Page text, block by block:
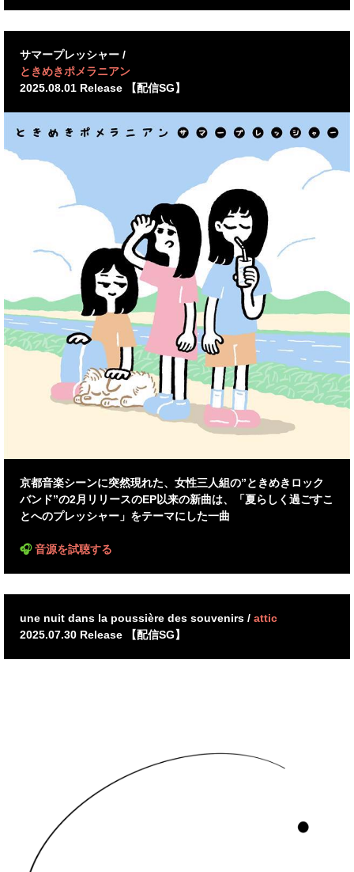
サマープレッシャー /
ときめきポメラニアン
2025.08.01 Release 【配信SG】
京都音楽シーンに突然現れた、女性三人組の”ときめきロック
バンド”の2月リリースのEP以来の新曲は、「夏らしく過ごすこ
とへのプレッシャー」をテーマにした一曲
🎧音源を試聴する
une nuit dans la poussière des souvenirs / attic
2025.07.30 Release 【配信SG】